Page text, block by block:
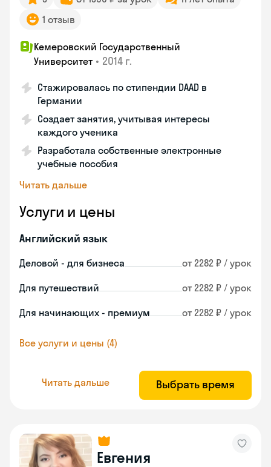
1 отзыв
Кемеровский Государственный
Университет • 2014 г.
Стажировалась по стипендии DAAD в
Германии
Создает занятия, учитывая интересы
каждого ученика
Разработала собственные электронные
учебные пособия
Читать дальше
Услуги и цены
Английский язык
Деловой - для бизнеса от 2282 ₽ / урок
Для путешествий от 2282 ₽ / урок
Для начинающих - премиум от 2282 ₽ / урок
Все услуги и цены (4)
Читать дальше Выбрать время
Евгения